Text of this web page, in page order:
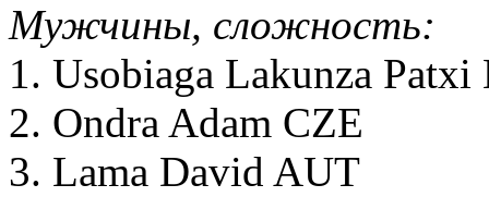
Мужчины, сложность:
1. Usobiaga Lakunza Patxi
2. Ondra Adam CZE
3. Lama David AUT